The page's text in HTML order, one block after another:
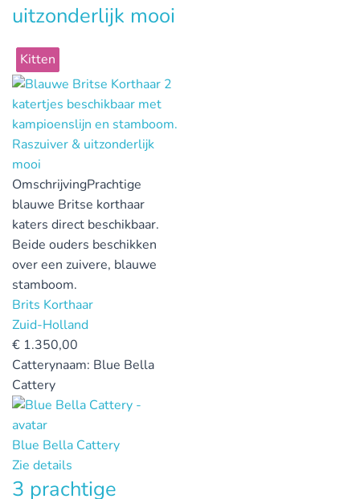
uitzonderlijk mooi
Kitten
OmschrijvingPrachtige
blauwe Britse korthaar
katers direct beschikbaar.
Beide ouders beschikken
over een zuivere, blauwe
stamboom.
Brits Korthaar
Zuid-Holland
€ 1.350,00
Catterynaam: Blue Bella
Cattery
Blue Bella Cattery
Zie details
3 prachtige